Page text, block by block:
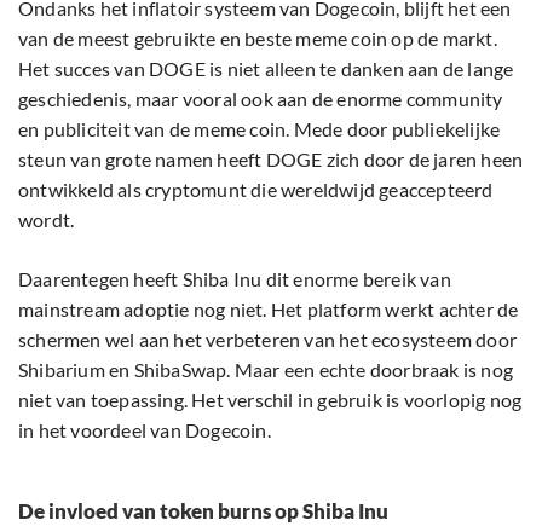
Ondanks het inflatoir systeem van Dogecoin, blijft het een
van de meest gebruikte en beste meme coin op de markt.
Het succes van DOGE is niet alleen te danken aan de lange
geschiedenis, maar vooral ook aan de enorme community
en publiciteit van de meme coin. Mede door publiekelijke
steun van grote namen heeft DOGE zich door de jaren heen
ontwikkeld als cryptomunt die wereldwijd geaccepteerd
wordt.
Daarentegen heeft Shiba Inu dit enorme bereik van
mainstream adoptie nog niet. Het platform werkt achter de
schermen wel aan het verbeteren van het ecosysteem door
Shibarium en ShibaSwap. Maar een echte doorbraak is nog
niet van toepassing. Het verschil in gebruik is voorlopig nog
in het voordeel van Dogecoin.
De invloed van token burns op Shiba Inu